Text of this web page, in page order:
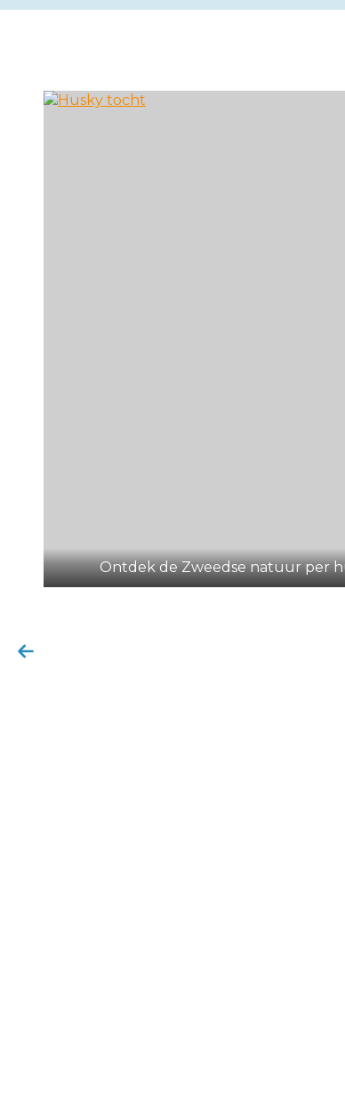
Ontdek de Zweedse natuur per